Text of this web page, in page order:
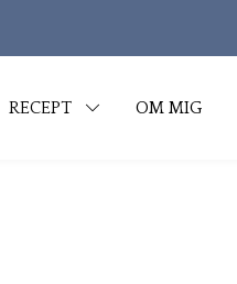
Skip
RECEPT OM MIG